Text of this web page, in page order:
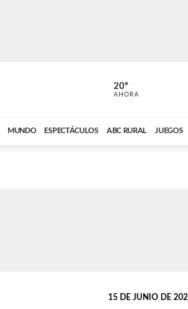
ABC CARDINAL
20º
AHORA
MUNDO ESPECTÁCULOS ABC RURAL JUEGOS
15 DE JUNIO DE